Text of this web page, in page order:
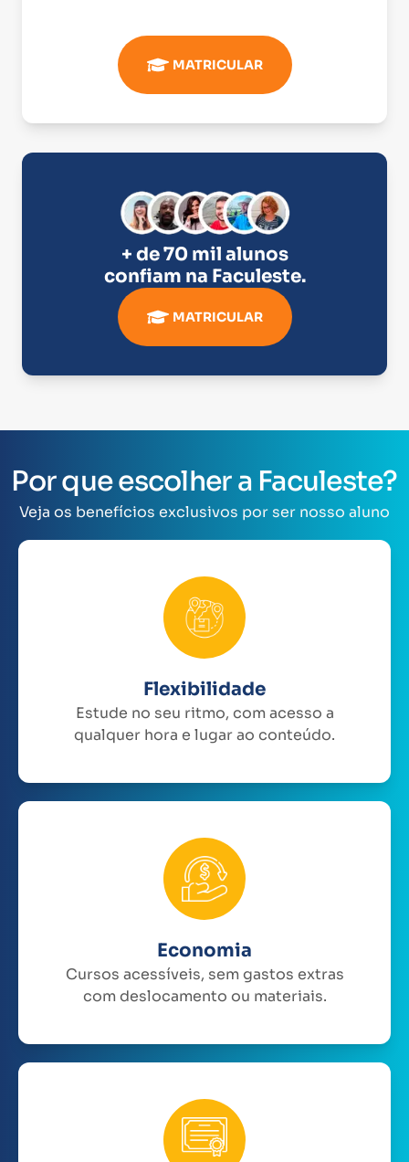
MATRICULAR
+ de 70 mil alunos
confiam na Faculeste.
MATRICULAR
Por que escolher a Faculeste?
Veja os benefícios exclusivos por ser nosso aluno
Flexibilidade
Estude no seu ritmo, com acesso a
qualquer hora e lugar ao conteúdo.
Economia
Cursos acessíveis, sem gastos extras
com deslocamento ou materiais.